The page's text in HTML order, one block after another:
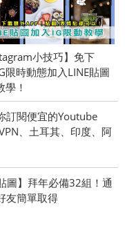
小技巧】免下
限時動態加入LINE貼圖
學！
訂閱便宜的Youtube
、土耳其、印度、阿
圖】拜年必備32組！通
友簡單取得